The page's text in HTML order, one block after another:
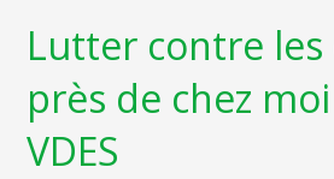
Lutter contre
près de chez
VDES